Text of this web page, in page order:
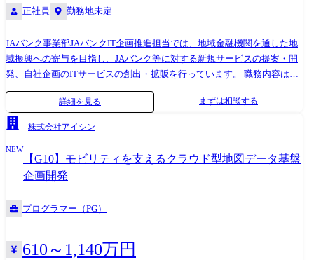
頂ける環境がございます。 どのようなキャリアをご希望されるか次第な
おり、海外の関連会社への出向やメイン顧客である韓国と台湾への出張
など、海外経験を積む機会もございます。 ●キャリア入社者向け育成プ
ログラム、階層別研修、集合研修、外部講座受講による自己開発(費用会
れています。 働き方 東京晴海オフィスの所属になります。 勤務形態は
ハイブリッドワークを採用しており、オフィスワークとテレワークを状
況に応じて使い分けて業務していただくことが可能です。 なお、入社直
後は茨城県 那珂地区 マリンサイトオフィスへ出張して、業務を習得いた
だくこともございます。
各部は社員のみで約30~60名程度、協力会社各社から支援いただいてい
域のプロである銀行員と協働・切磋琢磨しあえるチャレンジングな環境
です。 三菱UFJ銀行をはじめとするユーザー、複数社の協力会社、社内
で関係システム担当する部署、外部企業等と広く関わります。 トップ・
会があります。
正社員 勤務地未定
JAバンク事業部JAバンクIT企画推進担当では、地域金融機関を通した地
域振興への寄与を目指し、JAバンク等に対する新規サービスの提案・開
発、自社企画のITサービスの創出・拡販を行っています。 職務内容は以
下のとおりで、本人の適正および希望を確認しアサインします。 ・JAや
地域金融機関に向けたITサービスの企画・提案 ・JAや地域金融機関への
ソリューション営業 ・ITサービスの新規開発やサービス改善における開
詳細を見る まずは相談する
株式会社アイシン
NEW
【G10】モビリティを支えるクラウド型地図データ基盤
企画開発
プログラマー（PG）
610～1,140万円